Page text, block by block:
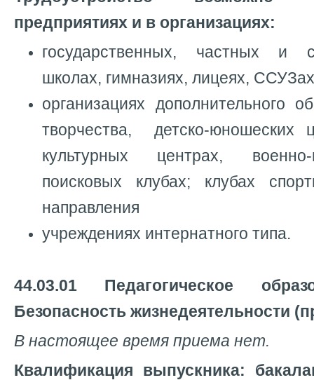
предприятиях и в организациях:
государственных, частных и
школах, гимназиях, лицеях,
организациях дополнительного
творчества, детско-юношеских
культурных центрах, военно-
поисковых клубах; клубах
направления
учреждениях интернатного типа.
44.03.01 Педагогическое
Безопасность жизнедеятельности
В настоящее время приема нет.
Квалификация выпускника: